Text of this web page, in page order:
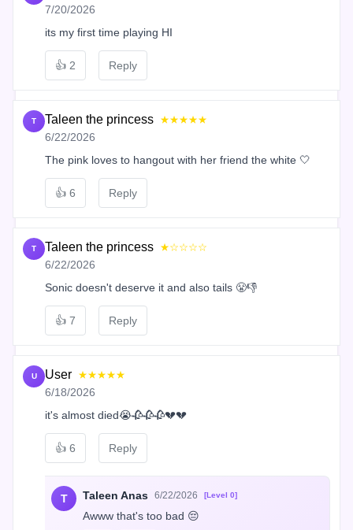
7/20/2026
its my first time playing HI
👍 2 Reply
T Taleen the princess ★★★★★
6/22/2026
The pink loves to hangout with her friend the white 🤍
👍 6 Reply
T Taleen the princess ★☆☆☆☆
6/22/2026
Sonic doesn't deserve it and also tails 😤👎
👍 7 Reply
U User ★★★★★
6/18/2026
it's almost died😭🥀🥀🥀💔💔
👍 6 Reply
T Taleen Anas 6/22/2026 [Level 0]
Awww that's too bad 😔